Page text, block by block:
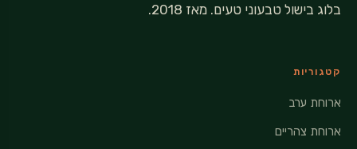
בלוג בישול טבעוני טעים. מאז 2018.
קטגוריות
ארוחת ערב
ארוחת צהריים